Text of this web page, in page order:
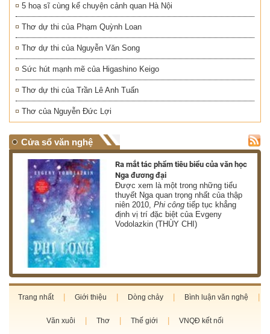
5 hoạ sĩ cùng kể chuyện cảnh quan Hà Nội
Thơ dự thi của Phạm Quỳnh Loan
Thơ dự thi của Nguyễn Văn Song
Sức hút mạnh mẽ của Higashino Keigo
Thơ dự thi của Trần Lê Anh Tuấn
Thơ của Nguyễn Đức Lợi
Cửa sổ văn nghệ
Ra mắt tác phẩm tiêu biểu của văn học
Nga đương đại
Được xem là một trong những tiểu
thuyết Nga quan trọng nhất của thập
niên 2010,Phi công tiếp tục khẳng
định vị trí đặc biệt của Evgeny
Vodolazkin (THÙY CHI)
Trang nhất Giới thiệu Dòng chảy Bình luận văn nghệ
Văn xuôi Thơ Thế giới VNQĐ kết nối